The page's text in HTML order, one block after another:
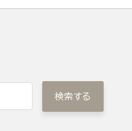
検索する